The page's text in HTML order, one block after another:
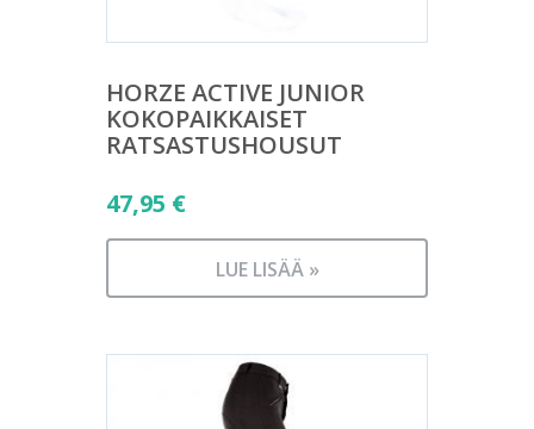
HORZE ACTIVE JUNIOR
KOKOPAIKKAISET
RATSASTUSHOUSUT
47,95 €
LUE LISÄÄ »